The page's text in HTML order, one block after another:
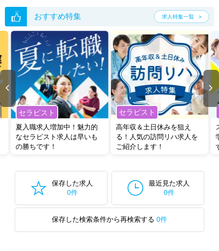
おすすめ特集 求人特集一覧
セラピスト
夏入職求人増加中！魅力的
なセラピスト求人は早いも
の勝ちです！
セラピスト
高年収＆土日休みを狙え
る！人気の訪問リハ求人を
ご紹介します！
保存した求人
0件
最近見た求人
0件
保存した検索条件から再検索する 0件